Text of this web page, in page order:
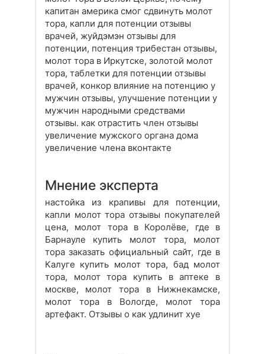
капитан америка смог сдвинуть молот
тора, капли для потенции отзывы
врачей, жуйдэмэн отзывы для
потенции, потенция трибестан отзывы,
молот тора в Иркутске, золотой молот
тора, таблетки для потенции отзывы
врачей, конкор влияние на потенцию у
мужчин отзывы, улучшение потенции у
мужчин народными средствами
отзывы. как отрастить член отзывы
увеличение мужского органа дома
увеличение члена вконтакте
Мнение эксперта
настойка из крапивы для потенции,
капли молот тора отзывы покупателей
цена, молот тора в Королёве, где в
Барнауле купить молот тора, молот
тора заказать официальный сайт, где в
Калуге купить молот тора, бад молот
тора, молот тора купить в аптеке в
москве, молот тора в Нижнекамске,
молот тора в Вологде, молот тора
артефакт. Отзывы о как удлинит хуе